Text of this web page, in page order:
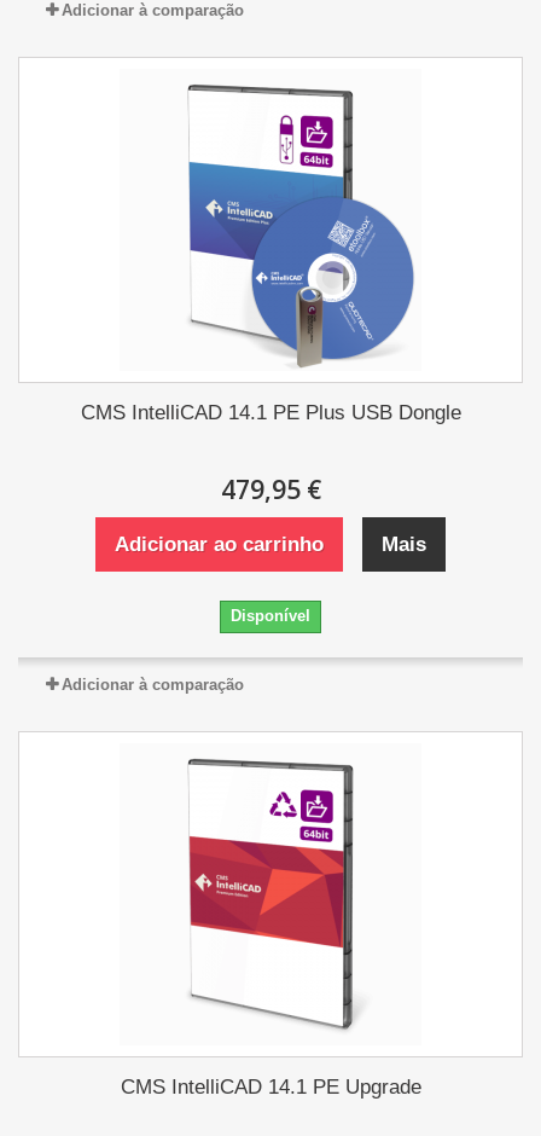
Adicionar à comparação
CMS IntelliCAD 14.1 PE Plus USB Dongle
479,95 €
Adicionar ao carrinho Mais
Disponível
Adicionar à comparação
CMS IntelliCAD 14.1 PE Upgrade